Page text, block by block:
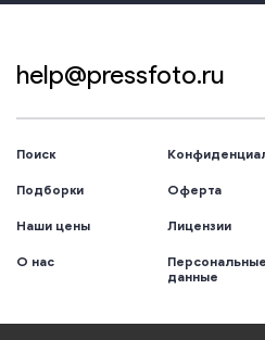
help@pressfoto.ru
Поиск
Подборки
Наши цены
О нас
Оферта
Лицензии
Персональные
данные